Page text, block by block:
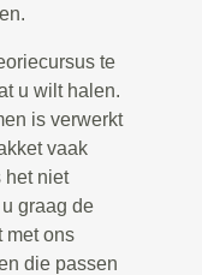
te
u wilt halen.
is verwerkt
vaak
het niet
graag de
met ons
die passen